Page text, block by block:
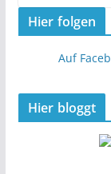
Hier folgen
Auf
Hier bloggt